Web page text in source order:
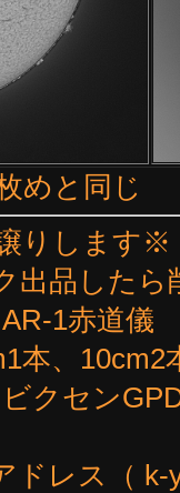
めと同じ
りします※
出品した
1赤道
本、10cm2
クセン
レス（ k-